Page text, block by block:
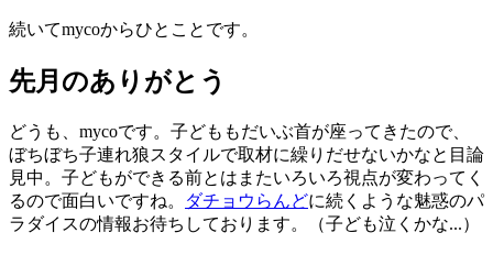
続いてmycoからひとことです。
先月のありがとう
どうも、mycoです。子どももだいぶ首が座ってきたので、
ぼちぼち子連れ狼スタイルで取材に繰りだせないかなと目論
見中。子どもができる前とはまたいろいろ視点が変わってく
るので面白いですね。
ダチョウらんどに続くような魅惑のパ
ラダイスの情報お待ちしております。（子ども泣くかな...）